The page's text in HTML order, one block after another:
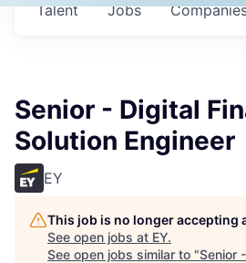
Jobs
Talent
Senior - Digital
Solution Engineer
EY
This job is no longer accepting
See open jobs at EY.
See open jobs similar to "Senior